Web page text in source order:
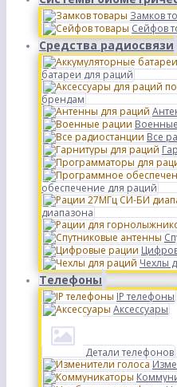
Замков
Сейфов
Средства радиосвязи
батареи для раций
брендам
Все
обеспечение для раций
диапазона
Чехлы
Телефоны
IP телефоны
Аксессуары
Детали телефонов